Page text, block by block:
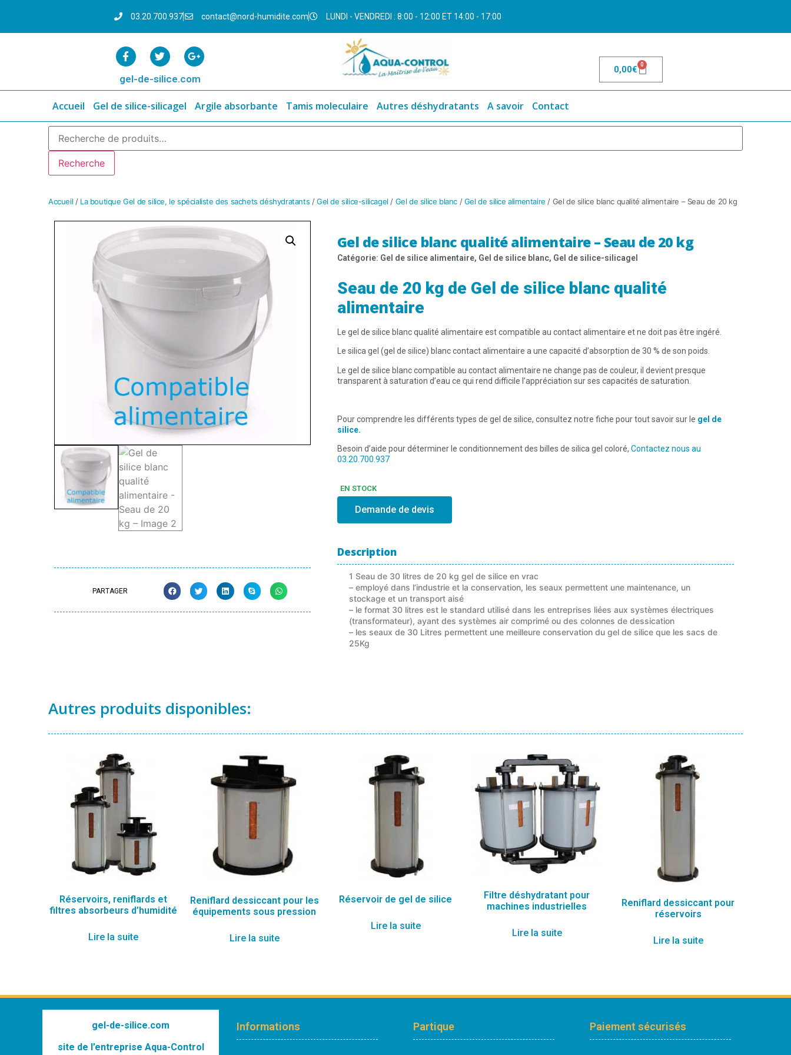
03.20.700.937 contact@nord-humidite.com LUNDI - VENDREDI : 8:00 - 12:00 ET 14:00 - 17:00
gel-de-silice.com
0,00€ 0
Accueil Gel de silice-silicagel Argile absorbante Tamis moleculaire Autres déshydratants A savoir Contact
Recherche
Accueil / La boutique Gel de silice, le spécialiste des sachets déshydratants /Gel de silice-silicagel / Gel de silice blanc /Gel de silice alimentaire / Gel de silice blanc qualité alimentaire – Seau de 20 kg
PARTAGER
Gel de silice blanc qualité alimentaire – Seau de 20 kg
Catégorie: Gel de silice alimentaire, Gel de silice blanc, Gel de silice-silicagel
Seau de 20 kg de Gel de silice blanc qualité
alimentaire
Le gel de silice blanc qualité alimentaire est compatible au contact alimentaire et ne doit pas être ingéré.
Le silica gel (gel de silice) blanc contact alimentaire a une capacité d’absorption de 30 % de son poids.
Le gel de silice blanc compatible au contact alimentaire ne change pas de couleur, il devient presque
transparent à saturation d’eau ce qui rend difficile l’appréciation sur ses capacités de saturation.
Pour comprendre les différents types de gel de silice, consultez notre fiche pour tout savoir sur le gel de
silice.
Besoin d’aide pour déterminer le conditionnement des billes de silica gel coloré, Contactez nous au
03.20.700.937
EN STOCK
Demande de devis
Description
1 Seau de 30 litres de 20 kg gel de silice en vrac
– employé dans l’industrie et la conservation, les seaux permettent une maintenance, un
stockage et un transport aisé
– le format 30 litres est le standard utilisé dans les entreprises liées aux systèmes électriques
(transformateur), ayant des systèmes air comprimé ou des colonnes de dessication
– les seaux de 30 Litres permettent une meilleure conservation du gel de silice que les sacs de
25Kg
Autres produits disponibles:
Réservoirs, reniflards et
filtres absorbeurs d’humidité
Lire la suite
Reniflard dessiccant pour les
équipements sous pression
Lire la suite
Réservoir de gel de silice
Lire la suite
Filtre déshydratant pour
machines industrielles
Lire la suite
Reniflard dessiccant pour
réservoirs
Lire la suite
gel-de-silice.com
site de l’entreprise Aqua-Control
Informations Partique Paiement sécurisés